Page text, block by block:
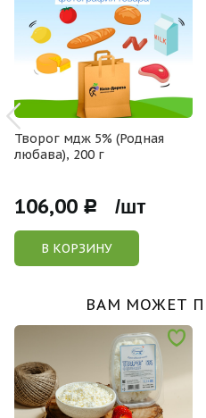
Творог мдж 5% (Родная
любава), 200 г
106,00 Р /шт
В КОРЗИНУ
ВАМ МОЖЕТ